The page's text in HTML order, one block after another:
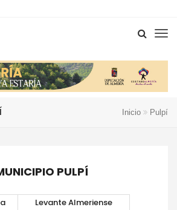
Inicio Pulpí
PULPÍ
Levante Almeriense